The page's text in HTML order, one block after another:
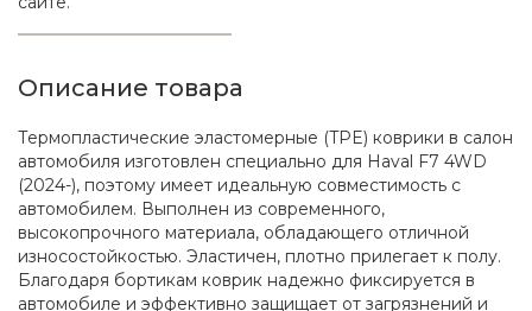
Описание товара
Термопластические эластомерные (TPE) коврики в салон
автомобиля изготовлен специально для Haval F7 4WD
(2024-), поэтому имеет идеальную совместимость с
автомобилем. Выполнен из современного,
высокопрочного материала, обладающего отличной
износостойкостью. Эластичен, плотно прилегает к полу.
Благодаря бортикам коврик надежно фиксируется в
автомобиле и эффективно защищает от загрязнений и